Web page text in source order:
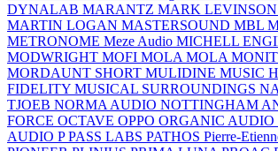
DYNALAB MARANTZ MARK LEVINSON
MARTIN LOGAN MASTERSOUND MBL
METRONOME Meze Audio MICHELL
MODWRIGHT MOFI MOLA MOLA
MORDAUNT SHORT MULIDINE MUSIC
FIDELITY MUSICAL SURROUNDINGS
TJOEB NORMA AUDIO NOTTINGHAM
FORCE OCTAVE OPPO ORGANIC AUDIO
AUDIO PPASS LABS PATHOS Pierre-